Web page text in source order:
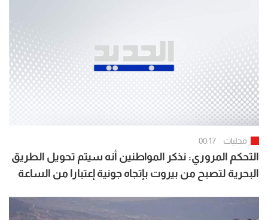
محليات 00:17
التحكم المروري: نذكر المواطنين أنه سيتم تحويل الطريق
البحرية لتصبح من بيروت بإتجاه جونية إعتبارا من الساعة